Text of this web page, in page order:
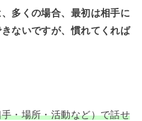
多くの場合、最初は相手に
ないですが、慣れてくれば
・場所・活動など）で話せ